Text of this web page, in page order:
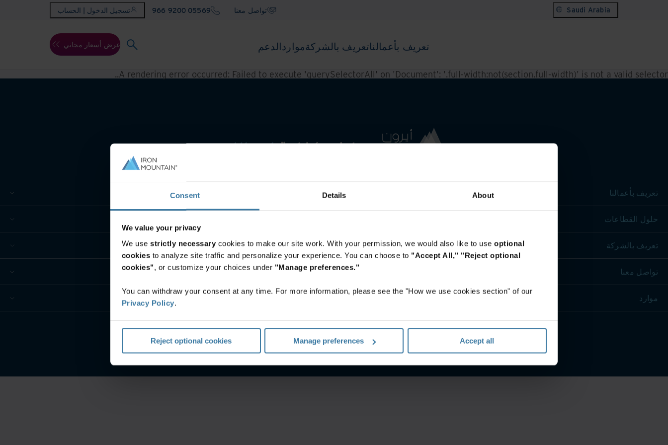
Consent Details About
We value your privacy
We use strictly necessary cookies to make our site work. With your permission, we would also like to use optional
cookies to analyze site traffic and personalize your experience. You can choose to "Accept All," "Reject optional
cookies", or customize your choices under "Manage preferences."
You can withdraw your consent at any time. For more information, please see the "How we use cookies section" of our
Privacy Policy.
Reject optional cookies Manage preferences Accept all
Saudi Arabia تواصل معنا 966 9200 05569 تسجيل الدخول | الحساب
تعريف بأعمالناتعريف بالشركةمواردالدعم عرض أسعار مجاني
A rendering error occurred: Failed to execute 'querySelectorAll' on 'Document': '.full-width:not(section.full-width)' is not a valid selector.
.
تعريف بأعمالنا
حلول القطاعات
تعريف بالشركة
تواصل معنا
موارد
شركة آيرون ماونتن. جميع الحقوق محفوظة.